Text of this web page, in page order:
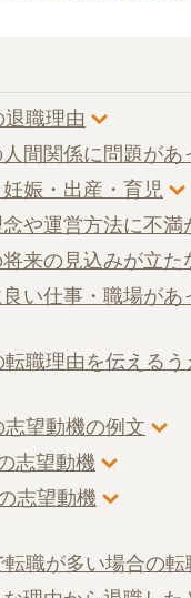
職理由
間関係に問題があ
娠・出産・育児
や運営方法に不満
来の見込みが立た
い仕事・職場があ
職理由を伝えるう
望動機の例文
志望動機
志望動機
職が多い場合の転